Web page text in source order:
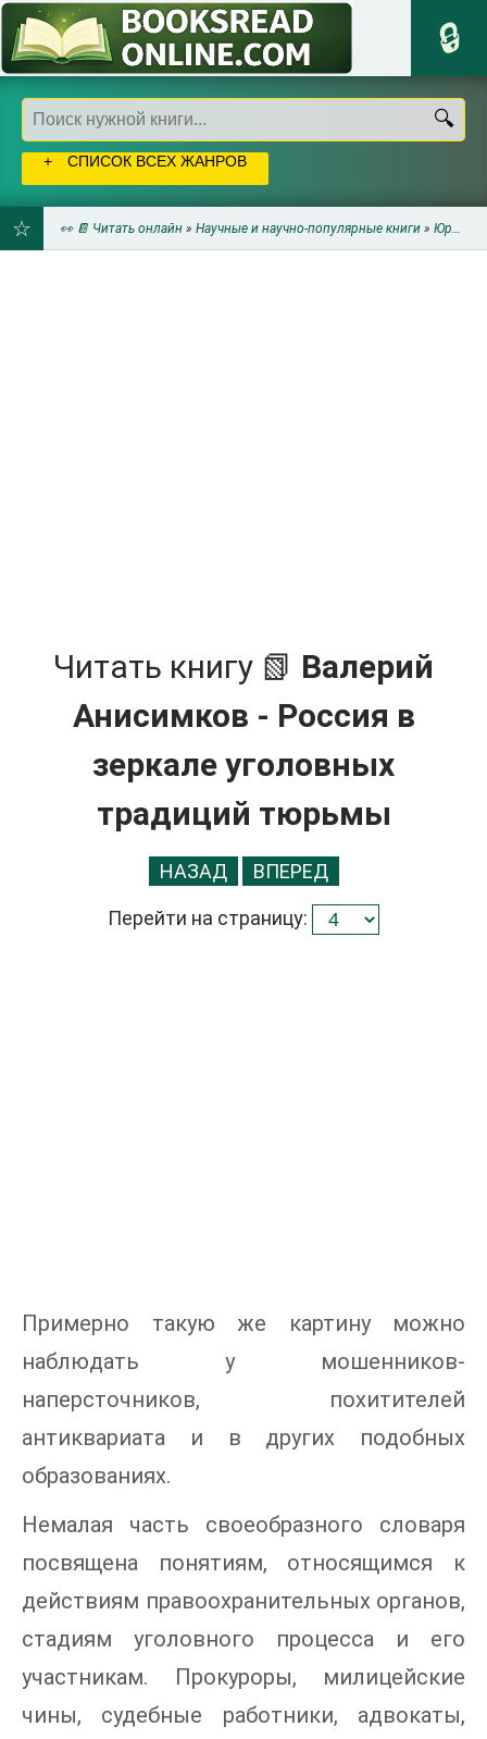
СПИСОК ВСЕХ ЖАНРОВ
👀 📔 Читать онлайн » Научные и научно-популярные книги » Юриспруденция
Читать книгу 📗 Валерий
Анисимков - Россия в
зеркале уголовных
традиций тюрьмы
НАЗАД ВПЕРЕД
Перейти на страницу:
Примерно такую же картину можно
наблюдать у мошенников-
наперсточников, похитителей
антиквариата и в других подобных
образованиях.
Немалая часть своеобразного словаря
посвящена понятиям, относящимся к
действиям правоохранительных органов,
стадиям уголовного процесса и его
участникам. Прокуроры, милицейские
чины, судебные работники, адвокаты,